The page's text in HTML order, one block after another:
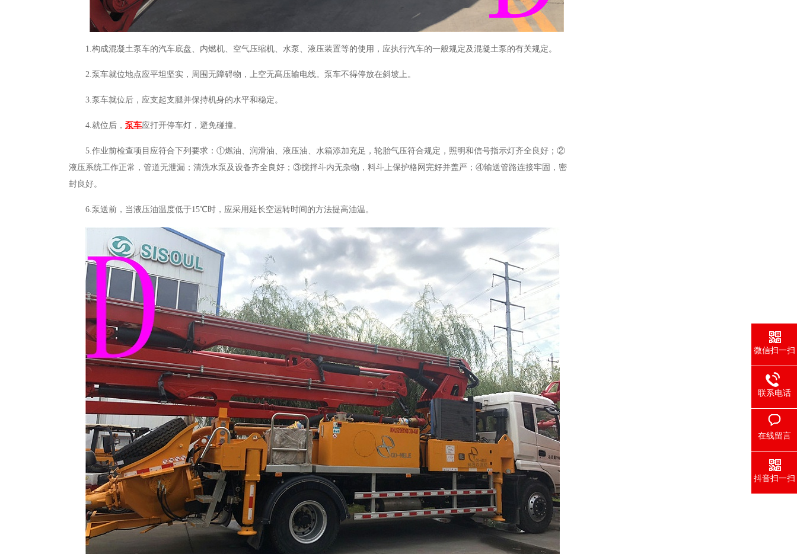
1.构成混凝土泵车的汽车底盘、内燃机、空气压缩机、水泵、液压装置等的使用，应执行汽车的一般规定及混凝土泵的有关规定。
2.泵车就位地点应平坦坚实，周围无障碍物，上空无髙压输电线。泵车不得停放在斜坡上。
3.泵车就位后，应支起支腿并保持机身的水平和稳定。
4.就位后， 泵车应打开停车灯，避免碰撞。
5.作业前检查项目应符合下列要求：①燃油、润滑油、液压油、水箱添加充足，轮胎气压符合规定，照明和信号指示灯齐全良好；②
液压系统工作正常，管道无泄漏；清洗水泵及设备齐全良好；③搅拌斗内无杂物，料斗上保护格网完好并盖严；④输送管路连接牢固，密
封良好。
6.泵送前 ， 当液压油温度低于15℃时 ， 应采用延长空运转时间的方法提高油温。
微信扫一扫
联系电话
在线留言
抖音扫一扫